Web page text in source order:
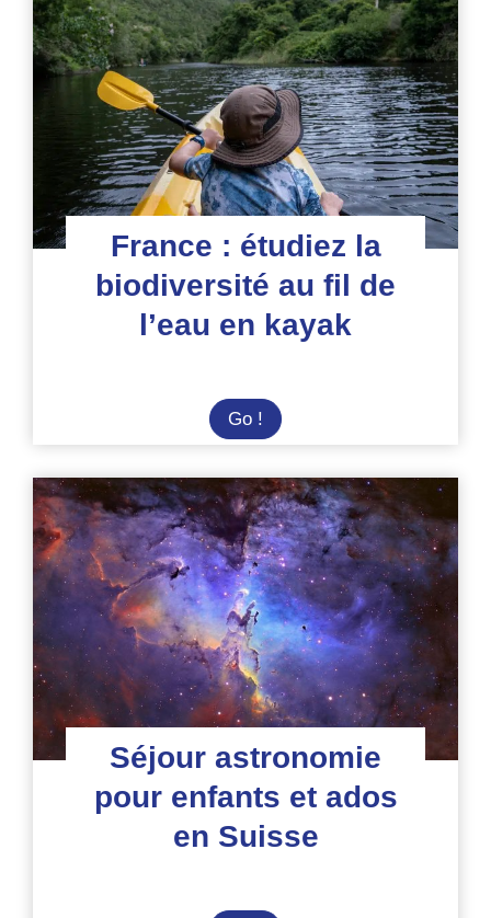
An
entre
nature,
science
et
émerveillement
France : étudiez la
biodiversité au fil de
l’eau en kayak
Go ! France
:
la
biodiversité
au
fil
de
l’eau
en
kayak
Séjour astronomie
pour enfants et ados
en Suisse